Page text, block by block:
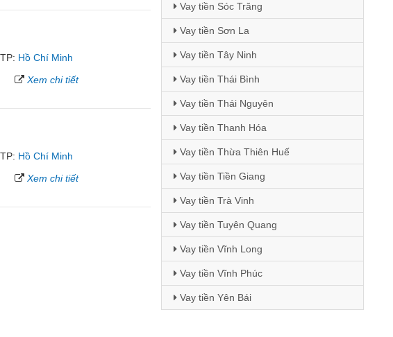
Hồ Chí Minh
Xem chi tiết
Hồ Chí Minh
Xem chi tiết
Vay tiền Sóc Trăng
Vay tiền Sơn La
Vay tiền Tây Ninh
Vay tiền Thái Bình
Vay tiền Thái Nguyên
Vay tiền Thanh Hóa
Vay tiền Thừa Thiên Huế
Vay tiền Tiền Giang
Vay tiền Trà Vinh
Vay tiền Tuyên Quang
Vay tiền Vĩnh Long
Vay tiền Vĩnh Phúc
Vay tiền Yên Bái